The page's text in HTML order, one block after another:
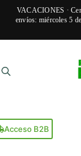
VACACIONES ·
envíos: miércoles 5
contenido
Acceso B2B